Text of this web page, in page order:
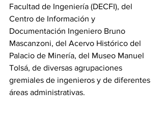
Facultad de Ingeniería (DECFI), del
Centro de Información y
Documentación Ingeniero Bruno
Mascanzoni, del Acervo Histórico del
Palacio de Minería, del Museo Manuel
Tolsá, de diversas agrupaciones
gremiales de ingenieros y de diferentes
áreas administrativas.